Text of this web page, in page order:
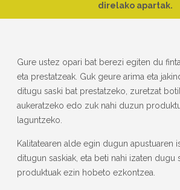
direlako apartak.
Gure ustez opari bat berezi egiten du
eta prestatzeak. Guk geure arima eta
ditugu saski bat prestatzeko, zuretzat
aukeratzeko edo zuk nahi duzun
laguntzeko.
Kalitatearen alde egin dugun apustuaren
ditugun saskiak, eta beti nahi izaten dugu
produktuak ezin hobeto ezkontzea.